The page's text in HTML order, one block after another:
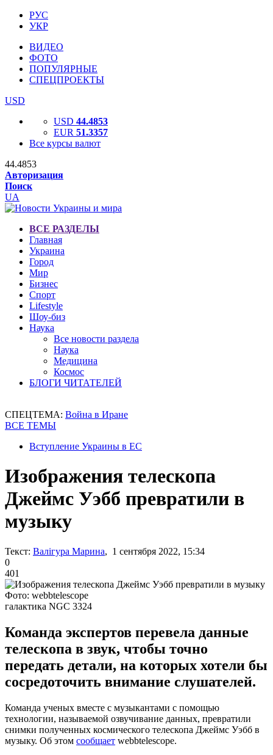
РУС
УКР
ВИДЕО
ФОТО
ПОПУЛЯРНЫЕ
СПЕЦПРОЕКТЫ
USD
USD 44.4853
EUR 51.3357
Все курсы валют
44.4853
Авторизация
Поиск
UA
ВСЕ РАЗДЕЛЫ
Главная
Украина
Город
Мир
Бизнес
Спорт
Lifestyle
Шоу-биз
Наука
Все новости раздела
Наука
Медицина
Космос
БЛОГИ ЧИТАТЕЛЕЙ
СПЕЦТЕМА: Война в Иране
ВСЕ ТЕМЫ
Вступление Украины в ЕС
Изображения телескопа
Джеймс Уэбб превратили в
музыку
Текст: Валігура Марина, 1 сентября 2022, 15:34
0
401
Фото: webbtelescope
галактика NGC 3324
Команда экспертов перевела данные
телескопа в звук, чтобы точно
передать детали, на которых хотели бы
сосредоточить внимание слушателей.
Команда ученых вместе с музыкантами с помощью
технологии, называемой озвучивание данных, превратили
снимки полученных космического телескопа Джеймс Уэбб в
музыку. Об этом сообщает webbtelescope.